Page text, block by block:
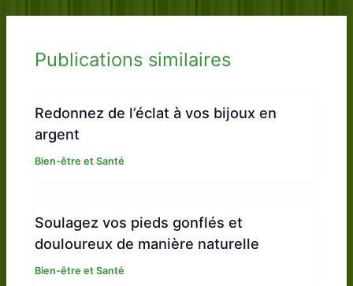
Publications similaires
Redonnez de l’éclat à vos bijoux en
argent
Bien-être et Santé
Soulagez vos pieds gonflés et
douloureux de manière naturelle
Bien-être et Santé